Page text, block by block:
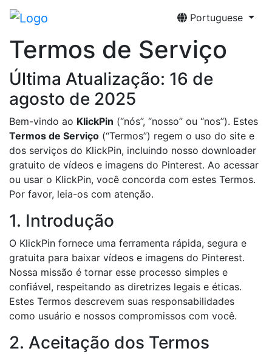
Portuguese
Termos de Serviço
Última Atualização: 16 de
agosto de 2025
Bem-vindo ao KlickPin (“nós”, “nosso” ou “nos”). Estes
Termos de Serviço (“Termos”) regem o uso do site e
dos serviços do KlickPin, incluindo nosso downloader
gratuito de vídeos e imagens do Pinterest. Ao acessar
ou usar o KlickPin, você concorda com estes Termos.
Por favor, leia-os com atenção.
1. Introdução
O KlickPin fornece uma ferramenta rápida, segura e
gratuita para baixar vídeos e imagens do Pinterest.
Nossa missão é tornar esse processo simples e
confiável, respeitando as diretrizes legais e éticas.
Estes Termos descrevem suas responsabilidades
como usuário e nossos compromissos com você.
2. Aceitação dos Termos